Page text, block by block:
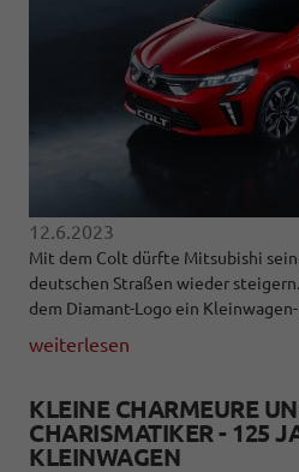
12.6.2023
Mit dem Colt dürfte Mitsubishi
deutschen Straßen wieder
dem Diamant-Logo ein
weiterlesen
KLEINE CHARMEURE
HARISMATIKER - 125
LEINWAGEN